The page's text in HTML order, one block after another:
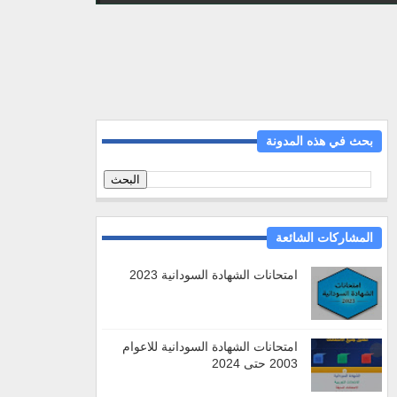
بحث في هذه المدونة
المشاركات الشائعة
امتحانات الشهادة السودانية 2023
امتحانات الشهادة السودانية للاعوام
2003 حتى 2024